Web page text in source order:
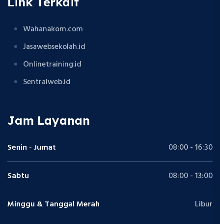
Wahanakom.com
Jasawebsekolah.id
Onlinetraining.id
Sentralweb.id
Jam Layanan
Senin - Jumat 08:00 - 16:30
Sabtu 08:00 - 13:00
Minggu & Tanggal Merah Libur